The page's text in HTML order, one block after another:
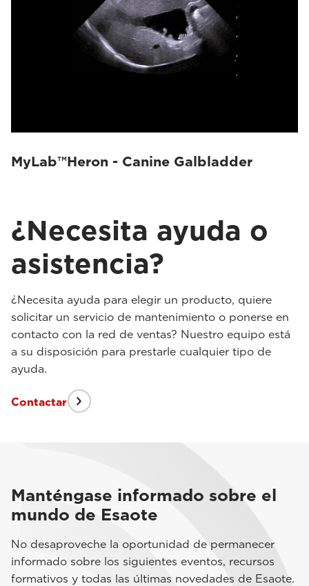
MyLab™Heron - Canine Galbladder
¿Necesita ayuda o
asistencia?
¿Necesita ayuda para elegir un producto, quiere
solicitar un servicio de mantenimiento o ponerse en
contacto con la red de ventas? Nuestro equipo está
a su disposición para prestarle cualquier tipo de
ayuda.
Contactar
Manténgase informado sobre el
mundo de Esaote
No desaproveche la oportunidad de permanecer
informado sobre los siguientes eventos, recursos
formativos y todas las últimas novedades de Esaote.